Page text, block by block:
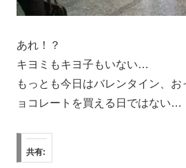
あれ！？
キヨミもキヨ子もいない…
もっとも今日はバレンタイン、
ョコレートを買える日ではない…
共有: